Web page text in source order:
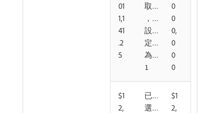
01
1,1
41
.2
5
取
，
設
定
為
1
0
0
0,
0
0
0
$1
2,
已
選
$1
2,